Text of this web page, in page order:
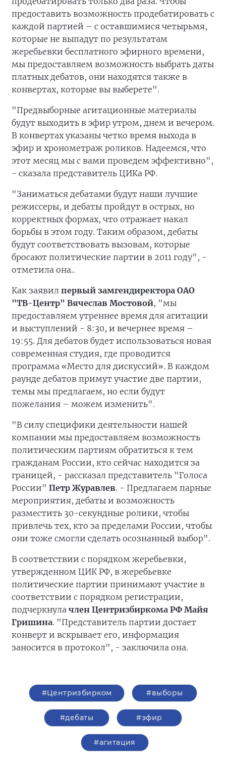
предоставить возможность продебатировать с
каждой партией – с оставшимися четырьмя,
которые не выпадут по результатам
жеребьевки бесплатного эфирного времени,
мы предоставляем возможность выбрать даты
платных дебатов, они находятся также в
конвертах, которые вы выберете".
"Предвыборные агитационные материалы
будут выходить в эфир утром, днем и вечером.
В конвертах указаны четко время выхода в
эфир и хронометраж роликов. Надеемся, что
этот месяц мы с вами проведем эффективно",
- сказала представитель ЦИКа РФ.
"Заниматься дебатами будут наши лучшие
режиссеры, и дебаты пройдут в острых, но
корректных формах, что отражает накал
борьбы в этом году. Таким образом, дебаты
будут соответствовать вызовам, которые
бросают политические партии в 2011 году", -
отметила она..
Как заявил первый замгендиректора ОАО
"ТВ-Центр" Вячеслав Мостовой, "мы
предоставляем утреннее время для агитации
и выступлений - 8:30, и вечернее время –
19:55. Для дебатов будет использоваться новая
современная студия, где проводится
программа «Место для дискуссий». В каждом
раунде дебатов примут участие две партии,
темы мы предлагаем, но если будут
пожелания – можем изменить".
"В силу специфики деятельности нашей
компании мы предоставляем возможность
политическим партиям обратиться к тем
гражданам России, кто сейчас находится за
границей, - рассказал представитель "Голоса
России" Петр Журавлев. - Предлагаем парные
мероприятия, дебаты и возможность
разместить 30-секундные ролики, чтобы
привлечь тех, кто за пределами России, чтобы
они тоже смогли сделать осознанный выбор".
В соответствии с порядком жеребьевки,
утвержденном ЦИК РФ, в жеребьевке
политические партии принимают участие в
соответствии с порядком регистрации,
подчеркнула член Центризбиркома РФ Майя
Гришина. "Представитель партии достает
конверт и вскрывает его, информация
заносится в протокол", - заключила она.
#Центризбирком #выборы
#дебаты #эфир
#агитация